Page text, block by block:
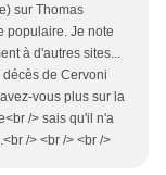
sur Thomas
populaire. Je note
à d'autres sites...
de Cervoni
vous plus sur la
/> sais qu'il n'a
/> <br /> <br />